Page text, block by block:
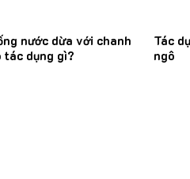
nước dừa với chanh
tác dụng gì?
Tác
ngô